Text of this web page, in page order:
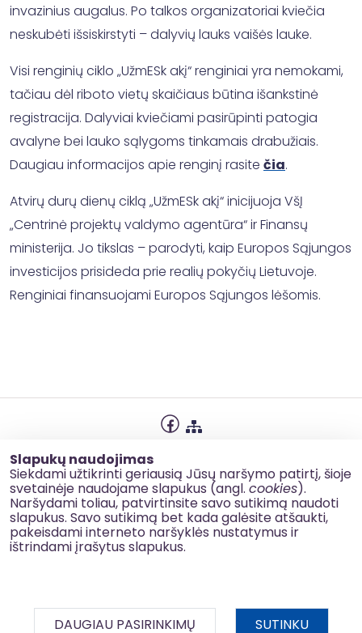
Slapukų naudojimas
Siekdami užtikrinti geriausią Jūsų naršymo patirtį, šioje
svetainėje naudojame slapukus (angl. cookies).
Naršydami toliau, patvirtinsite savo sutikimą naudoti
slapukus. Savo sutikimą bet kada galėsite atšaukti,
pakeisdami interneto naršyklės nustatymus ir
ištrindami įrašytus slapukus.
DAUGIAU PASIRINKIMŲ SUTINKU
invazinius augalus. Po talkos organizatoriai kviečia
neskubėti išsiskirstyti – dalyvių lauks vaišės lauke.
Visi renginių ciklo „UžmESk akį“ renginiai yra nemokami,
tačiau dėl riboto vietų skaičiaus būtina išankstinė
registracija. Dalyviai kviečiami pasirūpinti patogia
avalyne bei lauko sąlygoms tinkamais drabužiais.
Daugiau informacijos apie renginį rasite čia.
Atvirų durų dienų ciklą „UžmESk akį“ inicijuoja VšĮ
„Centrinė projektų valdymo agentūra“ ir Finansų
ministerija. Jo tikslas – parodyti, kaip Europos Sąjungos
investicijos prisideda prie realių pokyčių Lietuvoje.
Renginiai finansuojami Europos Sąjungos lėšomis.
Slapukų naudojimas
Korupcijos prevencija
Kontaktai